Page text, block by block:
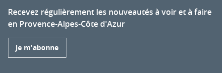
Recevez régulièrement les nouveautés à voir et à faire
en Provence-Alpes-Côte d'Azur
Je m'abonne